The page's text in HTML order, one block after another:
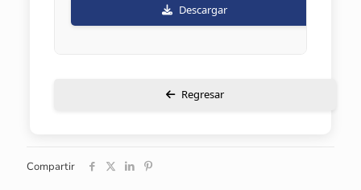
Descargar
Regresar
Compartir